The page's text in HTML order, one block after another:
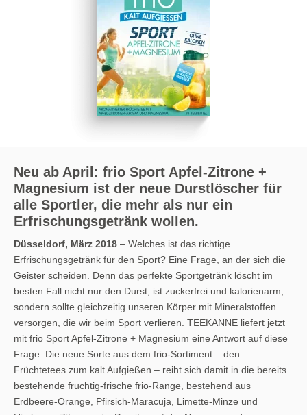
Neu ab April: frio Sport Apfel-Zitrone +
Magnesium ist der neue Durstlöscher für
alle Sportler, die mehr als nur ein
Erfrischungsgetränk wollen.
Düsseldorf, März 2018 – Welches ist das richtige
Erfrischungsgetränk für den Sport? Eine Frage, an der sich die
Geister scheiden. Denn das perfekte Sportgetränk löscht im
besten Fall nicht nur den Durst, ist zuckerfrei und kalorienarm,
sondern sollte gleichzeitig unseren Körper mit Mineralstoffen
versorgen, die wir beim Sport verlieren. TEEKANNE liefert jetzt
mit frio Sport Apfel-Zitrone + Magnesium eine Antwort auf diese
Frage. Die neue Sorte aus dem frio-Sortiment – den
Früchtetees zum kalt Aufgießen – reiht sich damit in die bereits
bestehende fruchtig-frische frio-Range, bestehend aus
Erdbeere-Orange, Pfirsich-Maracuja, Limette-Minze und